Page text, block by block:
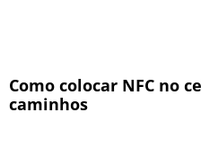
Como colocar NFC no
caminhos